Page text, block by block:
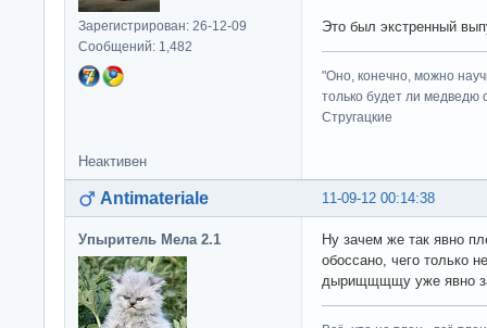
Зарегистрирован: 26-12-09
Сообщений: 1,482
Это был экстренный
"Оно, конечно, можно
только будет ли медведю
Стругацкие
Неактивен
11-09-12 00:14:38
Antimateriale
Упыритель Мела 2.1
Ну зачем же так явно
обоссано, чего только
дырищщщщу уже явно